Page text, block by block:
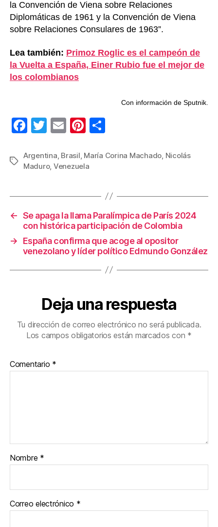
la Convención de Viena sobre Relaciones
Diplomáticas de 1961 y la Convención de Viena
sobre Relaciones Consulares de 1963”.
Lea también: Primoz Roglic es el campeón de
la Vuelta a España, Einer Rubio fue el mejor de
los colombianos
Con información de Sputnik.
F
c
e
o
k
T
tt
er
E
ail
Pi
er
e
m
ar
tir
Etiquetas
Argentina, Brasil, María Corina Machado, Nicolás
Maduro, Venezuela
← Se apaga la llama Paralímpica de París 2024
con histórica participación de Colombia
→
España confirma que acoge al opositor
venezolano y líder político Edmundo González
Deja una respuesta
Tu dirección de correo electrónico no será publicada.
Los campos obligatorios están marcados con *
Comentario *
Nombre *
Correo electrónico *